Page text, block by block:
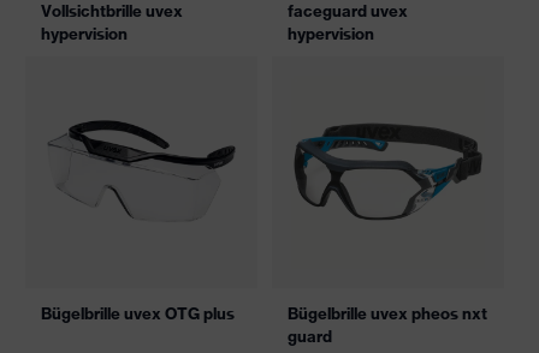
Vollsichtbrille uvex
hypervision
faceguard uvex
hypervision
Bügelbrille uvex OTG plus
Bügelbrille uvex pheos nxt
guard